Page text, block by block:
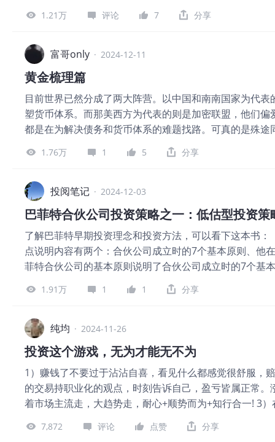
律，意思就是参与者中7个人亏钱2个人平手1个人赚，
碰运气式乱买一通，买入只需要几秒钟，但是买入后后
一些基本的财务知识。 阅读分析 一是这个公司的现金流
很大程度取决于现金流。 二是营收，他的主营收入是否
公司和一些科技公司，都是亏损的，那么对于这些企业
处于实验阶段的药品，FDA属于1.2.3哪个级别，科技性
有无新增产品，市场热度与否更为关键。 三是资产负债
公司，我通常会看存货量，如果他的库存积压太多，势
多人会诧异为什么这个也是需要考虑的重点，用句老话
的兴齐眼药，港股的9毛9，2.3倍的利润全来源于子公
人来说，我觉得是最为重要的一点，投资是个长跑运动
坚持提高自己的能力，在机会出来的时候，把握一次是
1.21万 评论 7 分享
富哥only · 2024-12-11
黄金梳理篇
目前世界已然分成了两大阵营。以中国和南南国家为代
塑货币体系。而那美西方为代表的则是加密联盟，他们
都是在为解决债务和货币体系的难题找路。可真的是殊
大饼这两种资产，各自都面临着不小的挑战。”BCA研究
饼这两类资产在两到三年内价格走势的看法和逻辑，挺
在大家的眼中看是怎么回事。就拿黄金来举例，要是单
值，应当是现在白银价格。大概每盎司30美元乘以8，也
格的大概10%左右。顺便说一下，几个世纪以来，黄金
的价格。但这个关系，在1931年世界转向法定货币体系
雷森森林体系破裂后，又再次发生了变化。在法定货币
了好多倍升了。这足以说明，现在黄金的价值，大部分
有者基于黄金的不可没收性而持有它所形成的网络。还
法通过法定货币的膨胀来没收黄金。这一点，通过黄金
元，其中大约17万亿都来自于那些视黄金为不可没收资
通过货币膨胀或者银行系统的失败来没收，而且和黄金
饼，对吧？其次，黄金和
1.76万 1 5 分享
投阅笔记 · 2024-12-03
巴菲特合伙公司投资策略之一：低估型投资策
了解巴菲特早期投资理念和投资方法，可以看下这本书
点说明内容有两个：合伙公司成立时的7个基本原则、他
菲特合伙公司的基本原则说明了合伙公司成立时的7个基
的三种投资策略。三种策略分别为：低估值型投资、套
资策略。 巴菲特合伙公司起步时资金为10.5万美元，这
大部分。在巴菲特合伙公司这12年的历程中，把低估值
大概是总亏损的50多倍。”可以知道低估值投资对于刚起
这个策略怎么用呢？ 巴菲特将低估值投资策略分为两类
——相对低估； 低估值型——基于私有资本视角 低估值
值（net-net）】具体方法是使用清算价值，最先使用这
是：公司拥有的流动现金资产（指银行中的现金、交易
金和交易性金融资产不用折价，存货和应收账款有折价
值都要远高于公司当前的市场价值，这种方法主要是看
1.91万 1 1 分享
纯均 · 2024-11-26
投资这个游戏，无为才能无不为
1）赚钱了不要过于沾沾自喜，看见什么都感觉很舒服，
的交易持职业化的观点，时刻告诉自己，盈亏皆属正常
着市场主流走，大趋势走，耐心+顺势而为+知行合一! 3
气，亏钱是常态，不能侥幸。 4）在一个上升通道赚钱
起来赚钱也很快，亏钱就是你的心态问题了，正所谓卖
7,872 评论 点赞 分享